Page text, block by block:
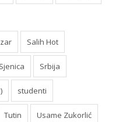
Salih Hot
Sjenica Srbija
studenti
Tutin Usame Zukorlić